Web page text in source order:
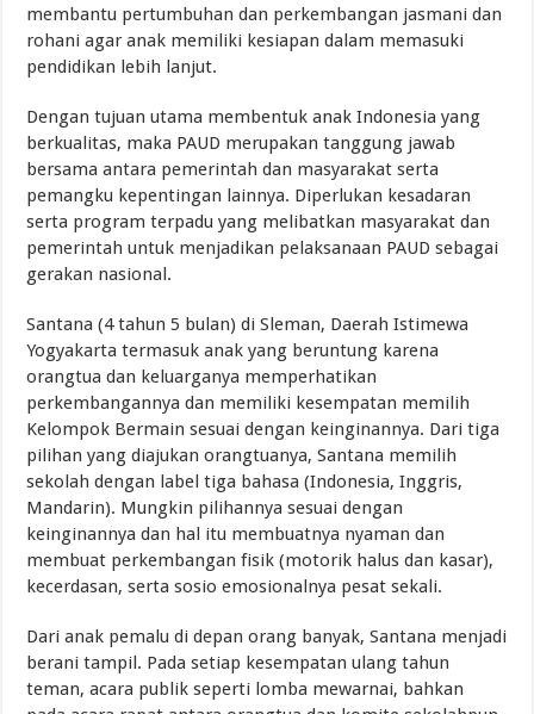
membantu pertumbuhan dan perkembangan jasmani dan
rohani agar anak memiliki kesiapan dalam memasuki
pendidikan lebih lanjut.
Dengan tujuan utama membentuk anak Indonesia yang
berkualitas, maka PAUD merupakan tanggung jawab
bersama antara pemerintah dan masyarakat serta
pemangku kepentingan lainnya. Diperlukan kesadaran
serta program terpadu yang melibatkan masyarakat dan
pemerintah untuk menjadikan pelaksanaan PAUD sebagai
gerakan nasional.
Santana (4 tahun 5 bulan) di Sleman, Daerah Istimewa
Yogyakarta termasuk anak yang beruntung karena
orangtua dan keluarganya memperhatikan
perkembangannya dan memiliki kesempatan memilih
Kelompok Bermain sesuai dengan keinginannya. Dari tiga
pilihan yang diajukan orangtuanya, Santana memilih
sekolah dengan label tiga bahasa (Indonesia, Inggris,
Mandarin). Mungkin pilihannya sesuai dengan
keinginannya dan hal itu membuatnya nyaman dan
membuat perkembangan fisik (motorik halus dan kasar),
kecerdasan, serta sosio emosionalnya pesat sekali.
Dari anak pemalu di depan orang banyak, Santana menjadi
berani tampil. Pada setiap kesempatan ulang tahun
teman, acara publik seperti lomba mewarnai, bahkan